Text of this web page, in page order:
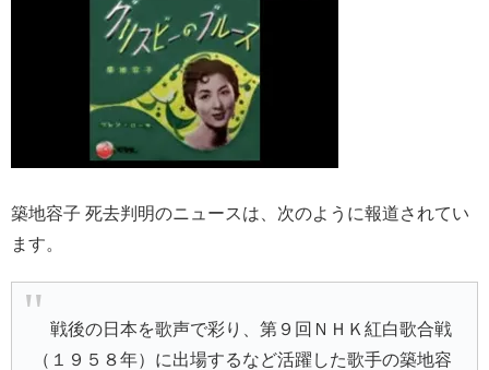
築地容子 死去判明のニュースは、次のように報道されてい
ます。
戦後の日本を歌声で彩り、第９回ＮＨＫ紅白歌合戦
（１９５８年）に出場するなど活躍した歌手の築地容